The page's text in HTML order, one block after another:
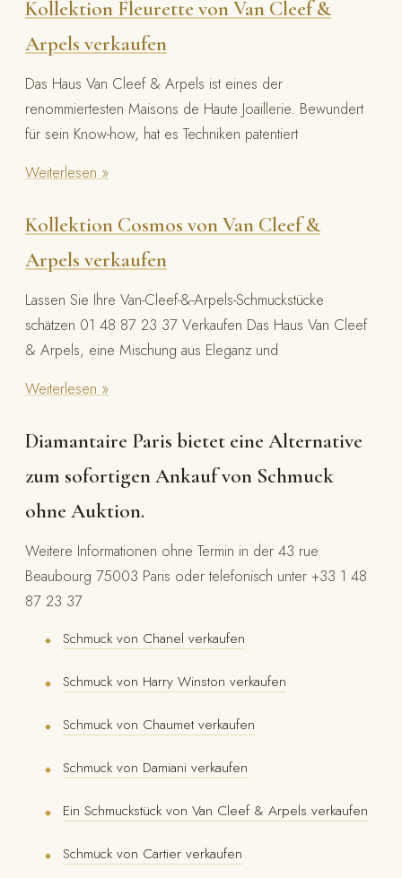
Kollektion Fleurette von Van Cleef &
Arpels verkaufen
Das Haus Van Cleef & Arpels ist eines der
renommiertesten Maisons de Haute Joaillerie. Bewundert
für sein Know-how, hat es Techniken patentiert
Weiterlesen »
Kollektion Cosmos von Van Cleef &
Arpels verkaufen
Lassen Sie Ihre Van-Cleef-&-Arpels-Schmuckstücke
schätzen 01 48 87 23 37 Verkaufen Das Haus Van Cleef
& Arpels, eine Mischung aus Eleganz und
Weiterlesen »
Diamantaire Paris bietet eine Alternative
zum sofortigen Ankauf von Schmuck
ohne Auktion.
Weitere Informationen ohne Termin in der 43 rue
Beaubourg 75003 Paris oder telefonisch unter +33 1 48
87 23 37
◆ Schmuck von Chanel verkaufen
◆ Schmuck von Harry Winston verkaufen
◆ Schmuck von Chaumet verkaufen
◆ Schmuck von Damiani verkaufen
◆ Ein Schmuckstück von Van Cleef & Arpels verkaufen
◆ Schmuck von Cartier verkaufen